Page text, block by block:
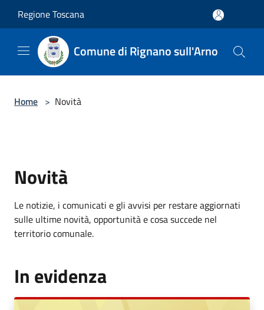
Regione Toscana
Comune di Rignano sull'Arno
Home > Novità
Novità
Le notizie, i comunicati e gli avvisi per restare aggiornati
sulle ultime novità, opportunità e cosa succede nel
territorio comunale.
In evidenza